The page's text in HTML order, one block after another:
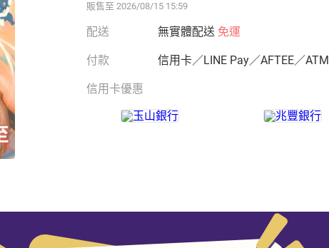
販售至 2026/08/15 15:59
配送 無實體配送 免運
付款 信用卡／LINE Pay／AFTEE／ATM
信用卡優惠